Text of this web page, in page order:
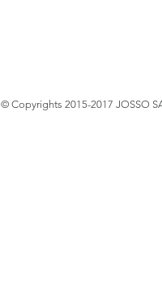
© Copyrights 2015-2017 JOSSO